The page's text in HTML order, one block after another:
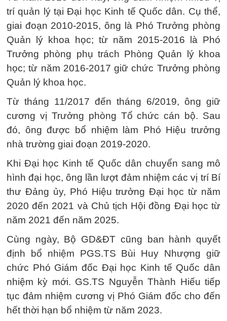
trí quản lý tại Đại học Kinh tế Quốc dân. Cụ thể,
giai đoạn 2010-2015, ông là Phó Trưởng phòng
Quản lý khoa học; từ năm 2015-2016 là Phó
Trưởng phòng phụ trách Phòng Quản lý khoa
học; từ năm 2016-2017 giữ chức Trưởng phòng
Quản lý khoa học.
Từ tháng 11/2017 đến tháng 6/2019, ông giữ
cương vị Trưởng phòng Tổ chức cán bộ. Sau
đó, ông được bổ nhiệm làm Phó Hiệu trưởng
nhà trường giai đoạn 2019-2020.
Khi Đại học Kinh tế Quốc dân chuyển sang mô
hình đại học, ông lần lượt đảm nhiệm các vị trí Bí
thư Đảng ủy, Phó Hiệu trưởng Đại học từ năm
2020 đến 2021 và Chủ tịch Hội đồng Đại học từ
năm 2021 đến năm 2025.
Cùng ngày, Bộ GD&ĐT cũng ban hành quyết
định bổ nhiệm PGS.TS Bùi Huy Nhượng giữ
chức Phó Giám đốc Đại học Kinh tế Quốc dân
nhiệm kỳ mới. GS.TS Nguyễn Thành Hiếu tiếp
tục đảm nhiệm cương vị Phó Giám đốc cho đến
hết thời hạn bổ nhiệm từ năm 2023.